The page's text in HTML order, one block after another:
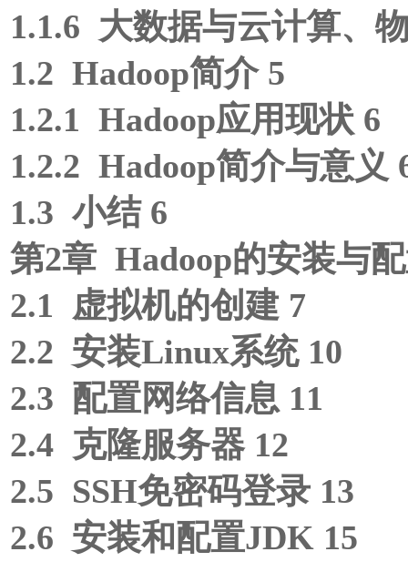
1.1.6 大数据与云计算、
1.2 Hadoop简介 5
1.2.1 Hadoop应用现状 6
1.2.2 Hadoop简介与意义
1.3 小结 6
第2章 Hadoop的安装与
2.1 虚拟机的创建 7
2.2 安装Linux系统 10
2.3 配置网络信息 11
2.4 克隆服务器 12
2.5 SSH免密码登录 13
2.6 安装和配置JDK 15